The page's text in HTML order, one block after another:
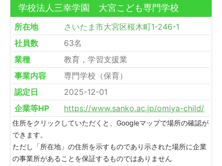
学校法人三幸学園 大宮こども専門学校
所在地
さいたま市大宮区桜木町1-246-1
社員数
63名
業種
教育，学習支援業
事業内容
専門学校（保育）
認定日
2025-12-01
企業等HP
https://www.sanko.ac.jp/omiya-child/
住所をクリックしていただくと、Googleマップで場所の確認が
できます。
ただし「所在地」の住所を示すものであり示された場所に企業
の事業所があることを保証するものではありません